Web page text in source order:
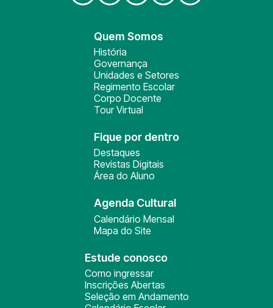
Quem Somos
História
Governança
Unidades e Setores
Regimento Escolar
Corpo Docente
Tour Virtual
Fique por dentro
Destaques
Revistas Digitais
Área do Aluno
Agenda Cultural
Calendário Mensal
Mapa do Site
Estude conosco
Como ingressar
Inscrições Abertas
Seleção em Andamento